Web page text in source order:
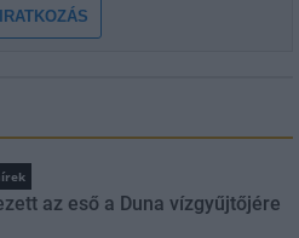
az eső a Duna vízgyűjtőjére